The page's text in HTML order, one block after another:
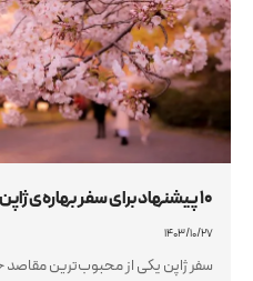
10 پیشنهاد برای سفر بهاره‌ی ژاپن
۱۴۰۳/۱۰/۲۷
سفر ژاپن یکی از محبوب‌ترین